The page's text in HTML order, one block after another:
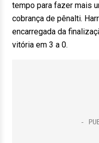
tempo para fazer mais
cobrança de pênalti.
encarregada da
vitória em 3 a 0.